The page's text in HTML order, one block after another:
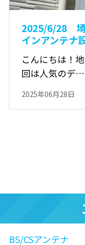
2025/6/28
インアンテナ
こんにちは！
回は人気のデ…
2025年06月28日
BS/CSアンテナ